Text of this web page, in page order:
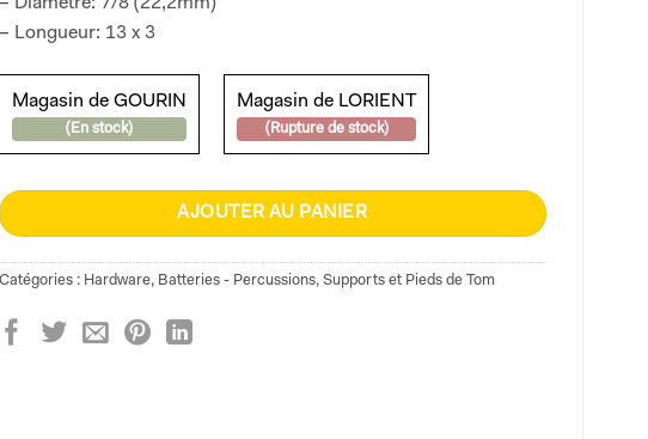
– Longueur: 13 x 3
Magasin de GOURIN
(En stock)
Magasin de LORIENT
(Rupture de stock)
AJOUTER AU PANIER
Catégories : Hardware, Batteries - Percussions, Supports et Pieds de Tom